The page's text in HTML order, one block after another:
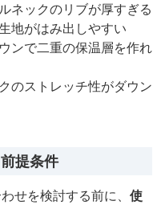
ネックのリブが厚すぎる
地がはみ出しやすい
ンで二重の保温層を作れ
のストレッチ性がダウン
提条件
せを検討する前に、 使